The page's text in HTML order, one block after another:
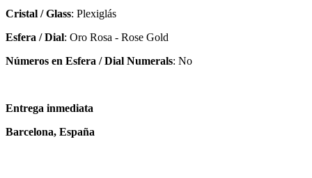
Cristal / Glass: Plexiglás
Esfera / Dial: Oro Rosa - Rose Gold
Números en Esfera / Dial Numerals: No
Entrega inmediata
Barcelona, España